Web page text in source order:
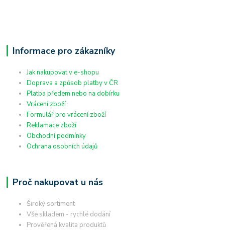
Informace pro zákazníky
Jak nakupovat v e-shopu
Doprava a způsob platby v ČR
Platba předem nebo na dobírku
Vrácení zboží
Formulář pro vrácení zboží
Reklamace zboží
Obchodní podmínky
Ochrana osobních údajů
Proč nakupovat u nás
Široký sortiment
Vše skladem - rychlé dodání
Prověřená kvalita produktů